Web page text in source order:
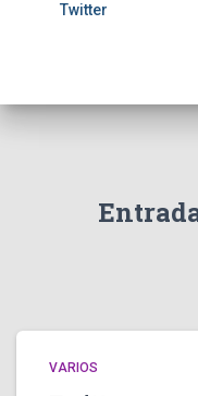
Twitter
VARIOS